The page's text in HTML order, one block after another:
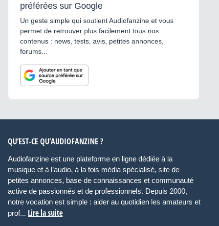
préférées sur Google
Un geste simple qui soutient Audiofanzine et vous
permet de retrouver plus facilement tous nos
contenus : news, tests, avis, petites annonces,
forums...
QU’EST-CE QU’AUDIOFANZINE ?
Audiofanzine est une plateforme en ligne dédiée à la
musique et à l’audio, à la fois média spécialisé, site de
petites annonces, base de connaissances et communauté
active de passionnés et de professionnels. Depuis 2000,
notre vocation est simple : aider au quotidien les amateurs et
prof... Lire la suite